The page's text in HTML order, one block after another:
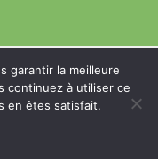
garantir la meilleure
continuez à utiliser ce
en êtes satisfait.